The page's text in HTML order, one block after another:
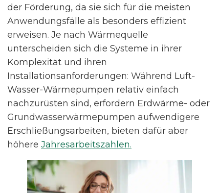
der Förderung, da sie sich für die meisten
Anwendungsfälle als besonders effizient
erweisen. Je nach Wärmequelle
unterscheiden sich die Systeme in ihrer
Komplexität und ihren
Installationsanforderungen: Während Luft-
Wasser-Wärmepumpen relativ einfach
nachzurüsten sind, erfordern Erdwärme- oder
Grundwasserwärmepumpen aufwendigere
Erschließungsarbeiten, bieten dafür aber
höhere Jahresarbeitszahlen.